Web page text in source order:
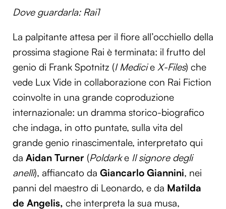
Dove guardarla: Rai1
La palpitante attesa per il fiore all’occhiello della
prossima stagione Rai è terminata: il frutto del
genio di Frank Spotnitz (I Medicie X-Files) che
vede Lux Vide in collaborazione con Rai Fiction
coinvolte in una grande coproduzione
internazionale: un dramma storico-biografico
che indaga, in otto puntate, sulla vita del
grande genio rinascimentale, interpretato qui
da Aidan Turner (Poldarke Il signore degli
anelli), affiancato da Giancarlo Giannini, nei
panni del maestro di Leonardo, e da Matilda
de Angelis, che interpreta la sua musa,